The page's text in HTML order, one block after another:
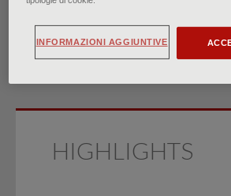
HIGHLIGHTS
INFORMAZIONI AGGIUNTIVE